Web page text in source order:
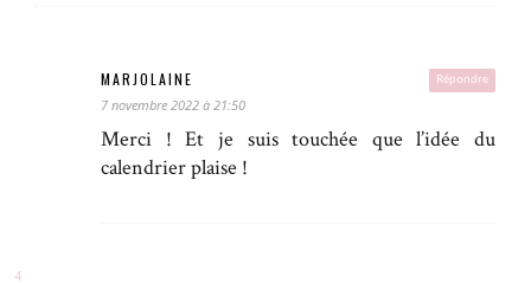
Répondre
MARJOLAINE
7 novembre 2022 à 21:50
Merci ! Et je suis touchée que l’idée du
calendrier plaise !